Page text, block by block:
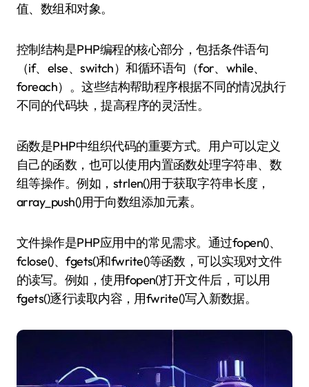
值、数组和对象。
控制结构是PHP编程的核心部分，包括条件语句
（if、else、switch）和循环语句（for、while、
foreach）。这些结构帮助程序根据不同的情况执行
不同的代码块，提高程序的灵活性。
函数是PHP中组织代码的重要方式。用户可以定义
自己的函数，也可以使用内置函数处理字符串、数
组等操作。例如，strlen()用于获取字符串长度，
array_push()用于向数组添加元素。
文件操作是PHP应用中的常见需求。通过fopen()、
fclose()、fgets()和fwrite()等函数，可以实现对文件
的读写。例如，使用fopen()打开文件后，可以用
fgets()逐行读取内容，用fwrite()写入新数据。